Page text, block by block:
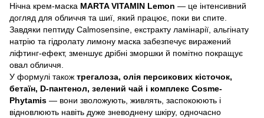
Нічна крем-маска MARTA VITAMIN Lemon — це інтенсивний
догляд для обличчя та шиї, який працює, поки ви спите.
Завдяки пептиду Calmosensine, екстракту ламінарії, альгінату
натрію та гідролату лимону маска забезпечує виражений
ліфтинг-ефект, зменшує дрібні зморшки й помітно покращує
овал обличчя.
У формулі також трегалоза, олія персикових кісточок,
бетаїн, D-пантенол, зелений чай і комплекс Cosme-
Phytamis — вони зволожують, живлять, заспокоюють і
відновлюють навіть дуже зневоднену шкіру, одночасно